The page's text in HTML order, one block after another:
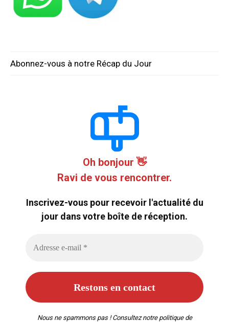
Abonnez-vous à notre Récap du Jour
Oh bonjour 👋
Ravi de vous rencontrer.
Inscrivez-vous pour recevoir l'actualité du
jour dans votre boîte de réception.
Nous ne spammons pas ! Consultez notre politique de